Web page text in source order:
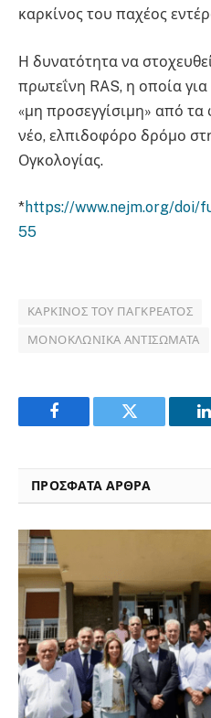
καρκίνος του παχέος
Η δυνατότητα να
πρωτεΐνη RAS, η οποία
«μη προσεγγίσιμη» από τα
νέο, ελπιδοφόρο δρόμο
Ογκολογίας.
*https://www.nejm.org/doi/
55
ΚΑΡΚΊΝΟΣ ΤΟΥ ΠΑΓΚΡΈΑΤΟΣ
ΜΟΝΟΚΛΩΝΙΚΆ ΑΝΤΙΣΏΜΑΤΑ
Facebook Twitter
ΠΡΟΣΦΑΤΑ ΑΡΘΡΑ